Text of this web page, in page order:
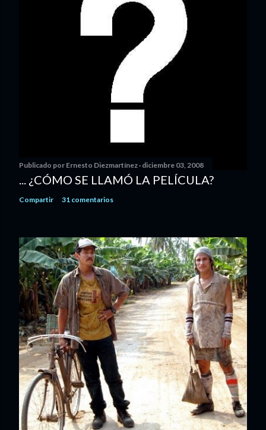
Publicado por Ernesto Diezmartínez diciembre 03, 2008
... ¿CÓMO SE LLAMÓ LA PELÍCULA?
Compartir 31 comentarios